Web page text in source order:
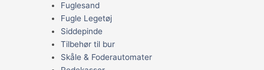
Fuglesand
Fugle Legetøj
Siddepinde
Tilbehør til bur
Skåle & Foderautomater